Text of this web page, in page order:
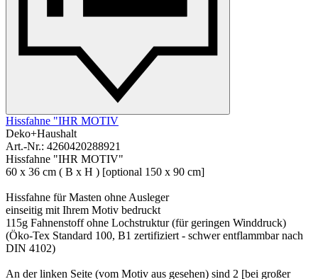
Hissfahne "IHR MOTIV
Deko+Haushalt
Art.-Nr.: 4260420288921
Hissfahne "IHR MOTIV"
60 x 36 cm ( B x H ) [optional 150 x 90 cm]
Hissfahne für Masten ohne Ausleger
einseitig mit Ihrem Motiv bedruckt
115g Fahnenstoff ohne Lochstruktur (für geringen Winddruck)
(Öko-Tex Standard 100, B1 zertifiziert - schwer entflammbar nach
DIN 4102)
An der linken Seite (vom Motiv aus gesehen) sind 2 [bei großer